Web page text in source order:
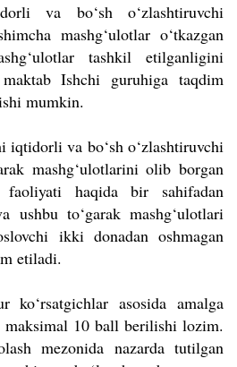
va bo‘sh o‘zlashtiruvchi
mashg‘ulotlar o‘tkazgan
tashkil etilganligini
Ishchi guruhiga taqdim
mumkin.
iqtidorli va bo‘sh o‘zlashtiruvchi
mashg‘ulotlarini olib borgan
faoliyati haqida bir sahifadan
ushbu to‘garak mashg‘ulotlari
ikki donadan oshmagan
etiladi.
ko‘rsatgichlar asosida amalga
10 ball berilishi lozim.
mezonida nazarda tutilgan